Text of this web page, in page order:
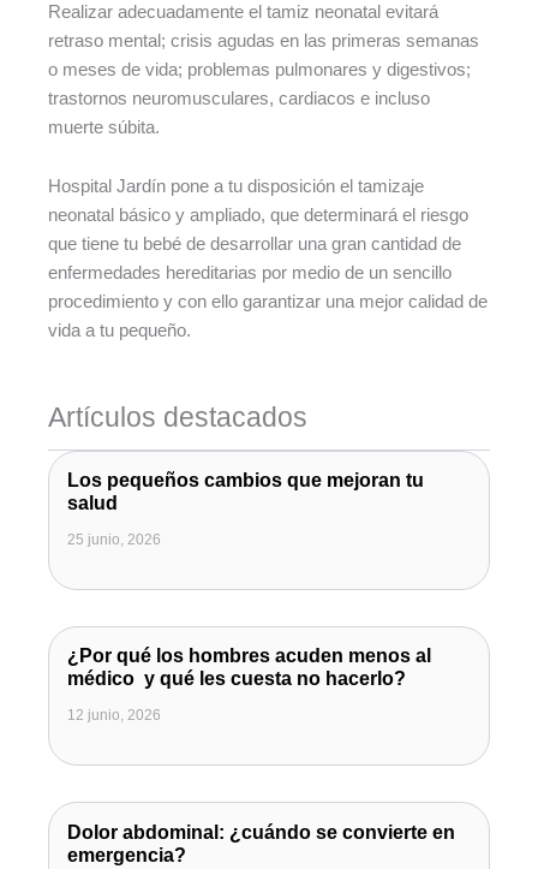
Realizar adecuadamente el tamiz neonatal evitará
retraso mental; crisis agudas en las primeras semanas
o meses de vida; problemas pulmonares y digestivos;
trastornos neuromusculares, cardiacos e incluso
muerte súbita.
Hospital Jardín pone a tu disposición el tamizaje
neonatal básico y ampliado, que determinará el riesgo
que tiene tu bebé de desarrollar una gran cantidad de
enfermedades hereditarias por medio de un sencillo
procedimiento y con ello garantizar una mejor calidad de
vida a tu pequeño.
Artículos destacados
Los pequeños cambios que mejoran tu
salud
25 junio, 2026
¿Por qué los hombres acuden menos al
médico y qué les cuesta no hacerlo?
12 junio, 2026
Dolor abdominal: ¿cuándo se convierte en
emergencia?